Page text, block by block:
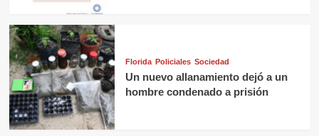
Florida Policiales Sociedad
Un nuevo allanamiento dejó a un
hombre condenado a prisión